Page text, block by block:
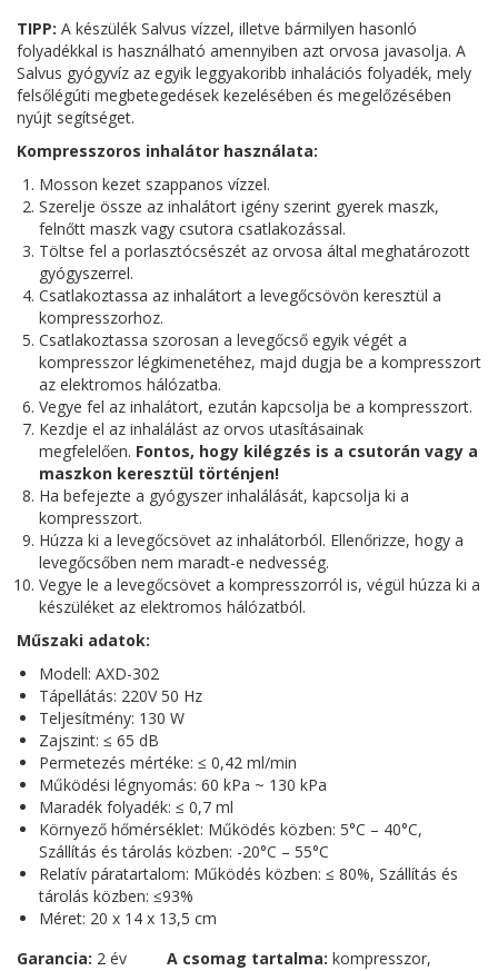
TIPP: A készülék Salvus vízzel, illetve bármilyen hasonló
folyadékkal is használható amennyiben azt orvosa javasolja. A
Salvus gyógyvíz az egyik leggyakoribb inhalációs folyadék, mely
felsőlégúti megbetegedések kezelésében és megelőzésében
nyújt segítséget.
Kompresszoros inhalátor használata:
Mosson kezet szappanos vízzel.
Szerelje össze az inhalátort igény szerint gyerek maszk,
felnőtt maszk vagy csutora csatlakozással.
Töltse fel a porlasztócsészét az orvosa által meghatározott
gyógyszerrel.
Csatlakoztassa az inhalátort a levegőcsövön keresztül a
kompresszorhoz.
Csatlakoztassa szorosan a levegőcső egyik végét a
kompresszor légkimenetéhez, majd dugja be a kompresszort
az elektromos hálózatba.
Vegye fel az inhalátort, ezután kapcsolja be a kompresszort.
Kezdje el az inhalálást az orvos utasításainak
megfelelően. Fontos, hogy kilégzés is a csutorán vagy a
maszkon keresztül történjen!
Ha befejezte a gyógyszer inhalálását, kapcsolja ki a
kompresszort.
Húzza ki a levegőcsövet az inhalátorból. Ellenőrizze, hogy a
levegőcsőben nem maradt-e nedvesség.
Vegye le a levegőcsövet a kompresszorról is, végül húzza ki a
készüléket az elektromos hálózatból.
Műszaki adatok:
Modell: AXD-302
Tápellátás: 220V 50 Hz
Teljesítmény: 130 W
Zajszint: ≤ 65 dB
Permetezés mértéke: ≤ 0,42 ml/min
Működési légnyomás: 60 kPa ~ 130 kPa
Maradék folyadék: ≤ 0,7 ml
Környező hőmérséklet: Működés közben: 5°C – 40°C,
Szállítás és tárolás közben: -20°C – 55°C
Relatív páratartalom: Működés közben: ≤ 80%, Szállítás és
tárolás közben: ≤93%
Méret: 20 x 14 x 13,5 cm
Garancia: 2 év A csomag tartalma: kompresszor,